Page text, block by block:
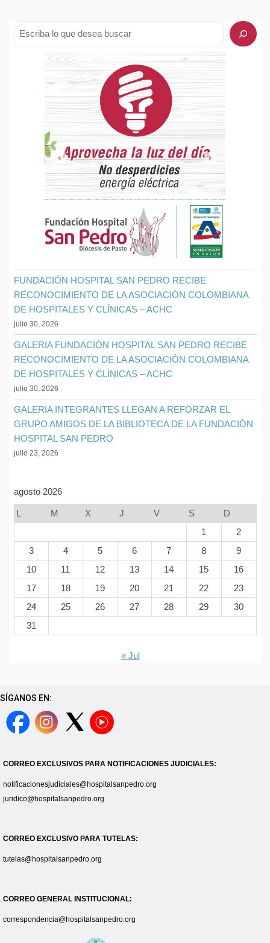
FUNDACIÓN HOSPITAL SAN PEDRO RECIBE
RECONOCIMIENTO DE LA ASOCIACIÓN COLOMBIANA
DE HOSPITALES Y CLÍNICAS – ACHC
julio 30, 2026
GALERIA FUNDACIÓN HOSPITAL SAN PEDRO RECIBE
RECONOCIMIENTO DE LA ASOCIACIÓN COLOMBIANA
DE HOSPITALES Y CLÍNICAS – ACHC
julio 30, 2026
GALERIA INTEGRANTES LLEGAN A REFORZAR EL
GRUPO AMIGOS DE LA BIBLIOTECA DE LA FUNDACIÓN
HOSPITAL SAN PEDRO
julio 23, 2026
agosto 2026
L M X J V S
D
1
2
3
4 5 6 7 8
9
10
11 12 13 14 15
16
17
18 19 20 21 22
23
24
25 26 27 28 29
30
31
« Jul
SÍGANOS EN:
CORREO EXCLUSIVOS PARA NOTIFICACIONES JUDICIALES:
notificacionesjudiciales@hospitalsanpedro.org
juridico@hospitalsanpedro.org
CORREO EXCLUSIVO PARA TUTELAS:
tutelas@hospitalsanpedro.org
CORREO GENERAL INSTITUCIONAL:
correspondencia@hospitalsanpedro.org